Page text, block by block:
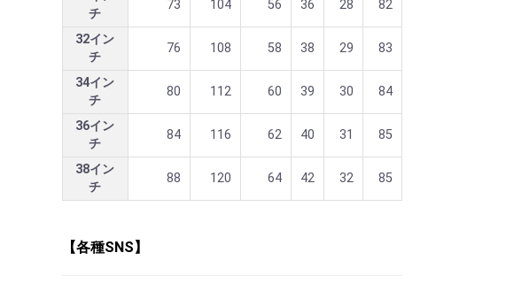
チ
73 104 56 36 28 82
32イン
チ
76 108 58 38 29 83
34イン
チ
80 112 60 39 30 84
36イン
チ
84 116 62 40 31 85
38イン
チ
88 120 64 42 32 85
【各種SNS】